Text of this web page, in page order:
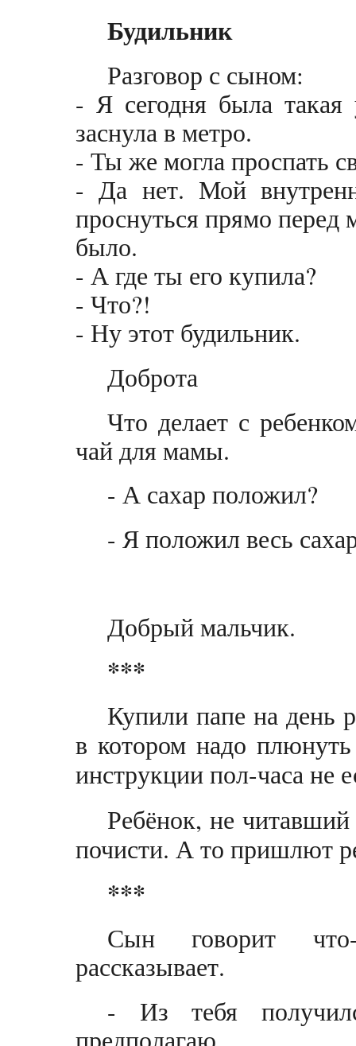
Будильник
Разговор с сыном:
- Я сегодня была
заснула в метро.
- Ты же могла проспать
- Да нет. Мой
проснуться прямо
было.
- А где ты его купила?
- Что?!
- Ну этот будильник.
Доброта
Что делает с
чай для мамы.
- А сахар положил?
- Я положил весь
Добрый мальчик.
***
Купили папе на день
в котором надо
инструкции пол-часа не
Ребёнок, не
почисти. А то пришлют
***
Сын говорит
рассказывает.
- Из тебя
предполагаю.